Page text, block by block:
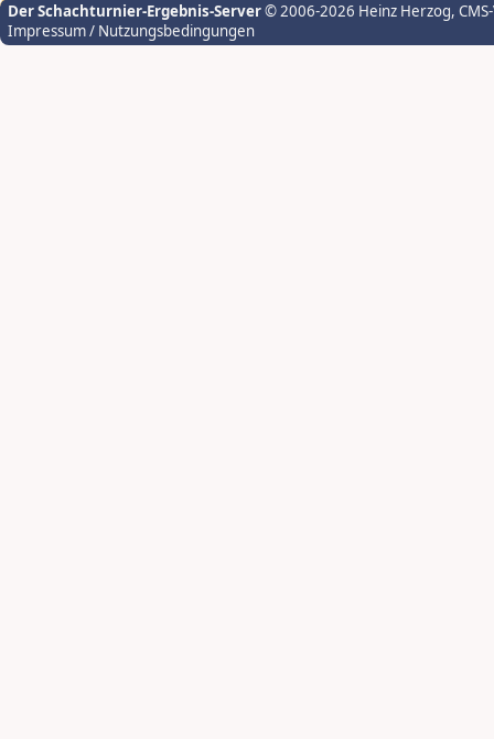
Der Schachturnier-Ergebnis-Server© 2006-2026 Heinz Herzog,
Impressum / Nutzungsbedingungen